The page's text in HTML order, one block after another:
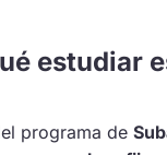
estudiar
programa de